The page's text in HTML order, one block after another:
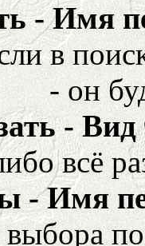
- Имя
в
- он
-
всё
- Имя
выбора